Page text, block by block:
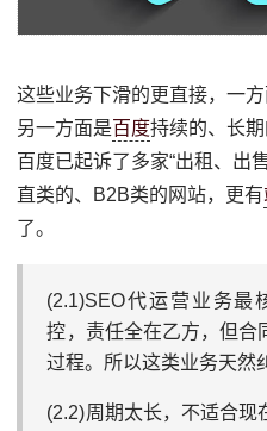
这些业务下滑的更直接，一
另一方面是百度持续的、长
百度已起诉了多家“出租、出
直类的、B2B类的网站，更有
了。
(2.1)SEO代运营业务最
控，责任全在乙方，但合
过程。所以这类业务天然
(2.2)周期太长，不适合现